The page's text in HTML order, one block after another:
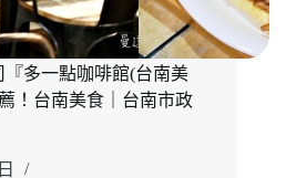
多一點咖啡館(台南美
！台南美食｜台南市政